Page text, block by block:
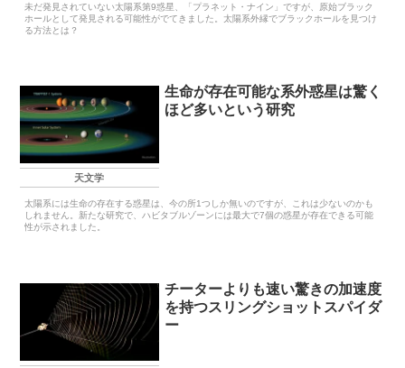
未だ発見されていない太陽系第9惑星、「プラネット・ナイン」ですが、原始ブラック
ホールとして発見される可能性がでてきました。太陽系外縁でブラックホールを見つけ
る方法とは？
天文学
生命が存在可能な系外惑星は驚く
ほど多いという研究
太陽系には生命の存在する惑星は、今の所1つしか無いのですが、これは少ないのかも
しれません。新たな研究で、ハビタブルゾーンには最大で7個の惑星が存在できる可能
性が示されました。
チーターよりも速い驚きの加速度
を持つスリングショットスパイダ
ー